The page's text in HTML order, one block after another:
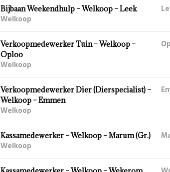
Bijbaan Weekendhulp – Welkoop – Leek
Welkoop
Verkoopmedewerker Tuin – Welkoop –
Oploo
Welkoop
Verkoopmedewerker Dier (Dierspecialist) –
Welkoop – Emmen
Welkoop
Kassamedewerker – Welkoop – Marum (Gr.)
Welkoop